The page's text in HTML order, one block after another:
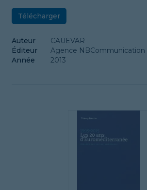
Télécharger
Auteur
CAUEVAR
Éditeur
Agence NBCommunication
Année
2013